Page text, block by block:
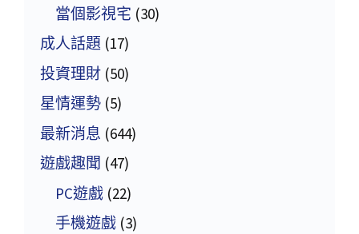
當個影視宅 (30)
成人話題 (17)
投資理財 (50)
星情運勢 (5)
最新消息 (644)
遊戲趣聞 (47)
PC遊戲 (22)
手機遊戲 (3)